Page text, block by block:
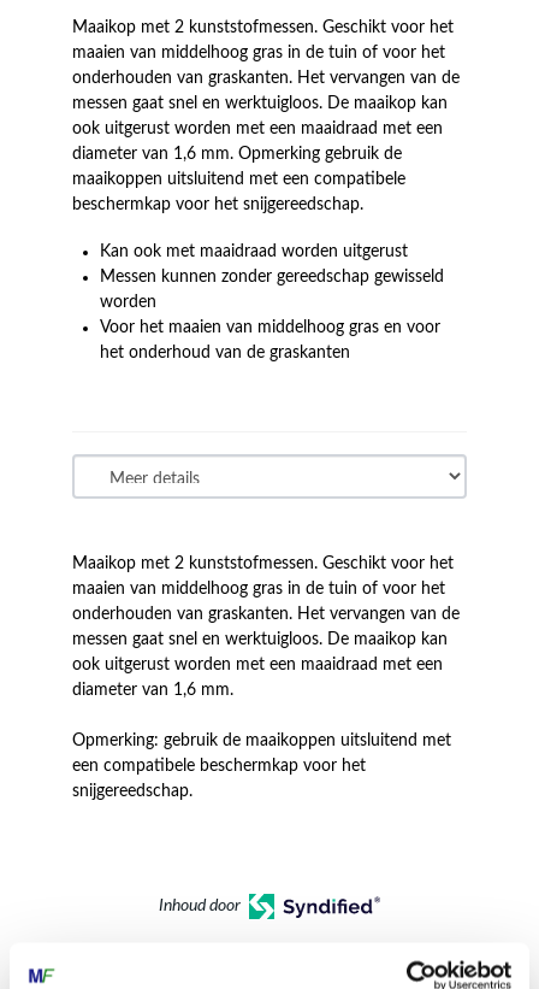
Maaikop met 2 kunststofmessen. Geschikt voor het
maaien van middelhoog gras in de tuin of voor het
onderhouden van graskanten. Het vervangen van de
messen gaat snel en werktuigloos. De maaikop kan
ook uitgerust worden met een maaidraad met een
diameter van 1,6 mm. Opmerking gebruik de
maaikoppen uitsluitend met een compatibele
beschermkap voor het snijgereedschap.
Kan ook met maaidraad worden uitgerust
Messen kunnen zonder gereedschap gewisseld
worden
Voor het maaien van middelhoog gras en voor
het onderhoud van de graskanten
Maaikop met 2 kunststofmessen. Geschikt voor het
maaien van middelhoog gras in de tuin of voor het
onderhouden van graskanten. Het vervangen van de
messen gaat snel en werktuigloos. De maaikop kan
ook uitgerust worden met een maaidraad met een
diameter van 1,6 mm.
Opmerking: gebruik de maaikoppen uitsluitend met
een compatibele beschermkap voor het
snijgereedschap.
Inhoud door